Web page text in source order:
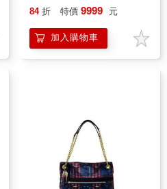
84 折 特價 9999 元
加入購物車